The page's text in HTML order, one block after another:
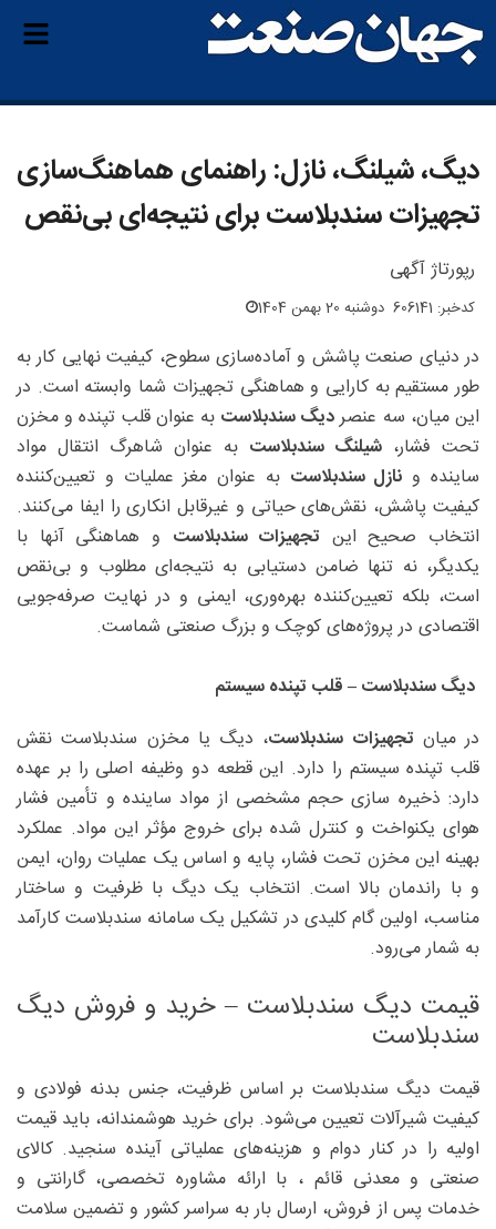
دیگ، شیلنگ، نازل: راهنمای هماهنگ‌سازی
تجهیزات سندبلاست برای نتیجه‌ای بی‌نقص
رپورتاژ آگهی
کدخبر: 606141 دوشنبه 20 بهمن 1404
در دنیای صنعت پاشش و آماده‌سازی سطوح، کیفیت نهایی کار به
طور مستقیم به کارایی و هماهنگی تجهیزات شما وابسته است. در
این میان، سه عنصردیگ سندبلاست به عنوان قلب تپنده و مخزن
تحت فشار، شیلنگ سندبلاست به عنوان شاهرگ انتقال مواد
ساینده و نازل سندبلاست به عنوان مغز عملیات و تعیین‌کننده
کیفیت پاشش، نقش‌های حیاتی و غیرقابل انکاری را ایفا می‌کنند.
انتخاب صحیح این تجهیزات سندبلاست و هماهنگی آنها با
یکدیگر، نه تنها ضامن دستیابی به نتیجه‌ای مطلوب و بی‌نقص
است، بلکه تعیین‌کننده بهره‌وری، ایمنی و در نهایت صرفه‌جویی
اقتصادی در پروژه‌های کوچک و بزرگ صنعتی شماست.
دیگ سندبلاست–قلب تپنده سیستم
در میان تجهیزات سندبلاست، دیگ یا مخزن سندبلاست نقش
قلب تپنده سیستم را دارد. این قطعه دو وظیفه اصلی را بر عهده
دارد: ذخیره سازی حجم مشخصی از مواد ساینده و تأمین فشار
هوای یکنواخت و کنترل شده برای خروج مؤثر این مواد. عملکرد
بهینه این مخزن تحت فشار، پایه و اساس یک عملیات روان، ایمن
و با راندمان بالا است. انتخاب یک دیگ با ظرفیت و ساختار
مناسب، اولین گام کلیدی در تشکیل یک سامانه سندبلاست کارآمد
به شمار می‌رود.
قیمت دیگ سندبلاست – خرید و فروش دیگ
سندبلاست
قیمت دیگ سندبلاست بر اساس ظرفیت، جنس بدنه فولادی و
کیفیت شیرآلات تعیین می‌شود. برای خرید هوشمندانه، باید قیمت
اولیه را در کنار دوام و هزینه‌های عملیاتی آینده سنجید. کالای
صنعتی و معدنی قائم ، با ارائه مشاوره تخصصی، گارانتی و
خدمات پس از فروش، ارسال بار به سراسر کشور و تضمین سلامت